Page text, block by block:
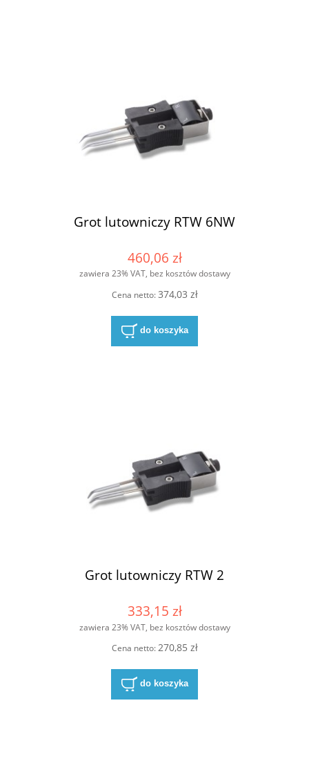
Grot lutowniczy RTW 6NW
460,06 zł
zawiera 23% VAT, bez kosztów dostawy
Cena netto:374,03 zł
do koszyka
Grot lutowniczy RTW 2
333,15 zł
zawiera 23% VAT, bez kosztów dostawy
Cena netto:270,85 zł
do koszyka